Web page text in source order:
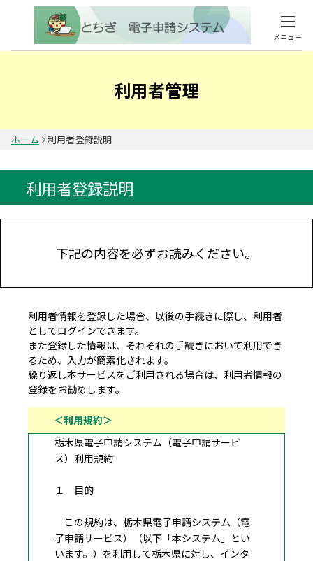
メニュー
利用者管理
ホーム 利用者登録説明
利用者登録説明
下記の内容を必ずお読みください。
利用者情報を登録した場合、以後の手続きに際し、利用者
としてログインできます。
また登録した情報は、それぞれの手続きにおいて利用でき
るため、入力が簡素化されます。
繰り返し本サービスをご利用される場合は、利用者情報の
登録をお勧めします。
＜利用規約＞
栃木県電子申請システム（電子申請サービ
ス）利用規約
１ 目的
この規約は、栃木県電子申請システム（電
子申請サービス）（以下「本システム」とい
います。）を利用して栃木県に対し、インタ